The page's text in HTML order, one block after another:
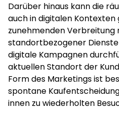
Darüber hinaus kann die
auch in digitalen
zunehmenden Verbreitung
standortbezogener
digitale Kampagnen
aktuellen Standort der
Form des Marketings ist
spontane
innen zu wiederholten